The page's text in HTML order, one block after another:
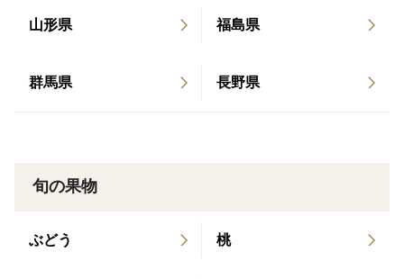
ほぼ変えず、落花後以降の目安とされる500L/10aと比
す。
山形県 福島県
群馬県 長野県
旬の果物
ぶどう 桃